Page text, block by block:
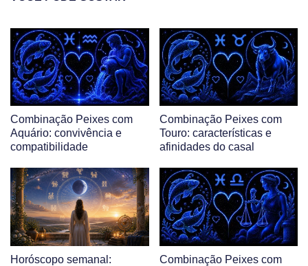
Combinação Peixes com
Aquário: convivência e
compatibilidade
Combinação Peixes com
Touro: características e
afinidades do casal
Horóscopo semanal:
Combinação Peixes com